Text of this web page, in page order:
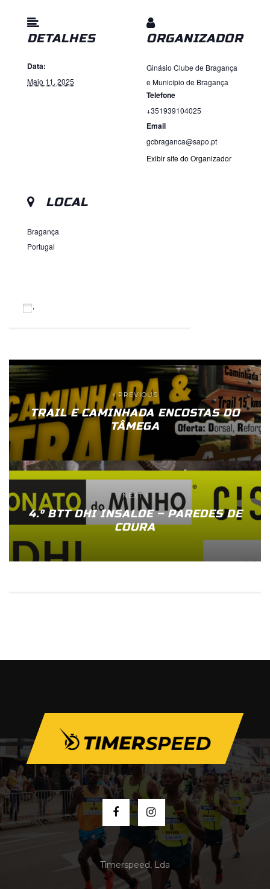
DETALHES
Data:
Maio 11, 2025
LOCAL
Bragança
Portugal
ORGANIZADOR
Ginásio Clube de Bragança
e Município de Bragança
Telefone
+351939104025
Email
gcbraganca@sapo.pt
Exibir site do Organizador
PREVIOUS
TRAIL E CAMINHADA ENCOSTAS DO
TÂMEGA
NEXT
4.º BTT DHI INSALDE – PAREDES DE
COURA
Timerspeed, Lda